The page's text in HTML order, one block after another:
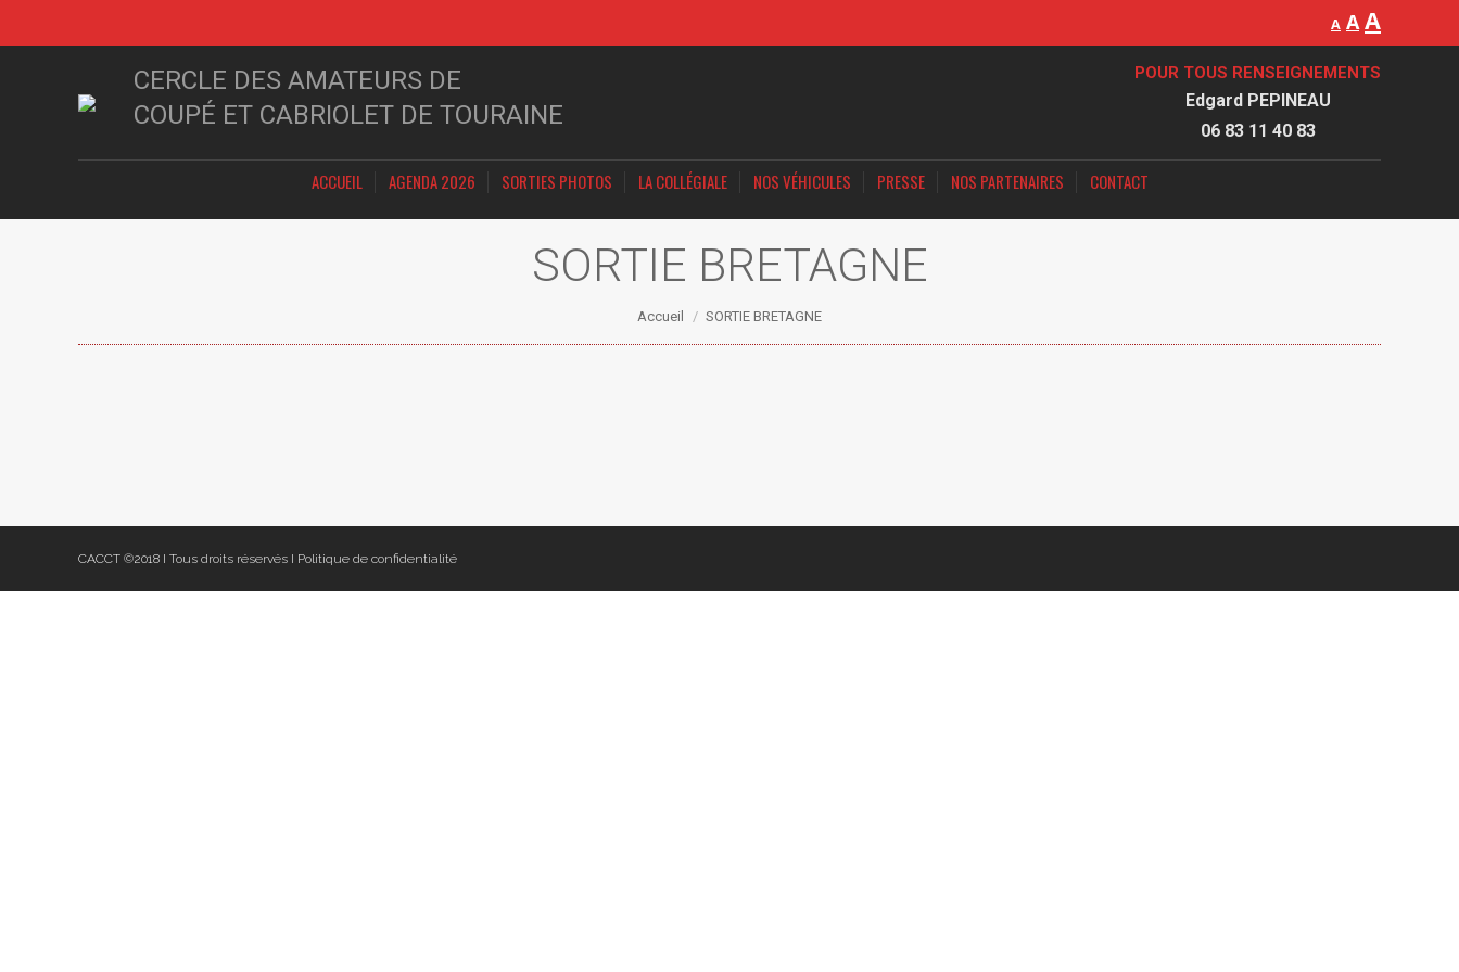
A A A
CERCLE DES AMATEURS DE
COUPÉ ET CABRIOLET DE TOURAINE
POUR TOUS RENSEIGNEMENTS
Edgard PEPINEAU
06 83 11 40 83
ACCUEIL AGENDA 2026 SORTIES PHOTOS LA COLLÉGIALE NOS VÉHICULES PRESSE NOS PARTENAIRES CONTACT
SORTIE BRETAGNE
Vous êtes ici :
Accueil SORTIE BRETAGNE
CACCT ©2018 I Tous droits réservés I Politique de confidentialité
A A A
PRESSE NOS PARTENAIRES CONTACT